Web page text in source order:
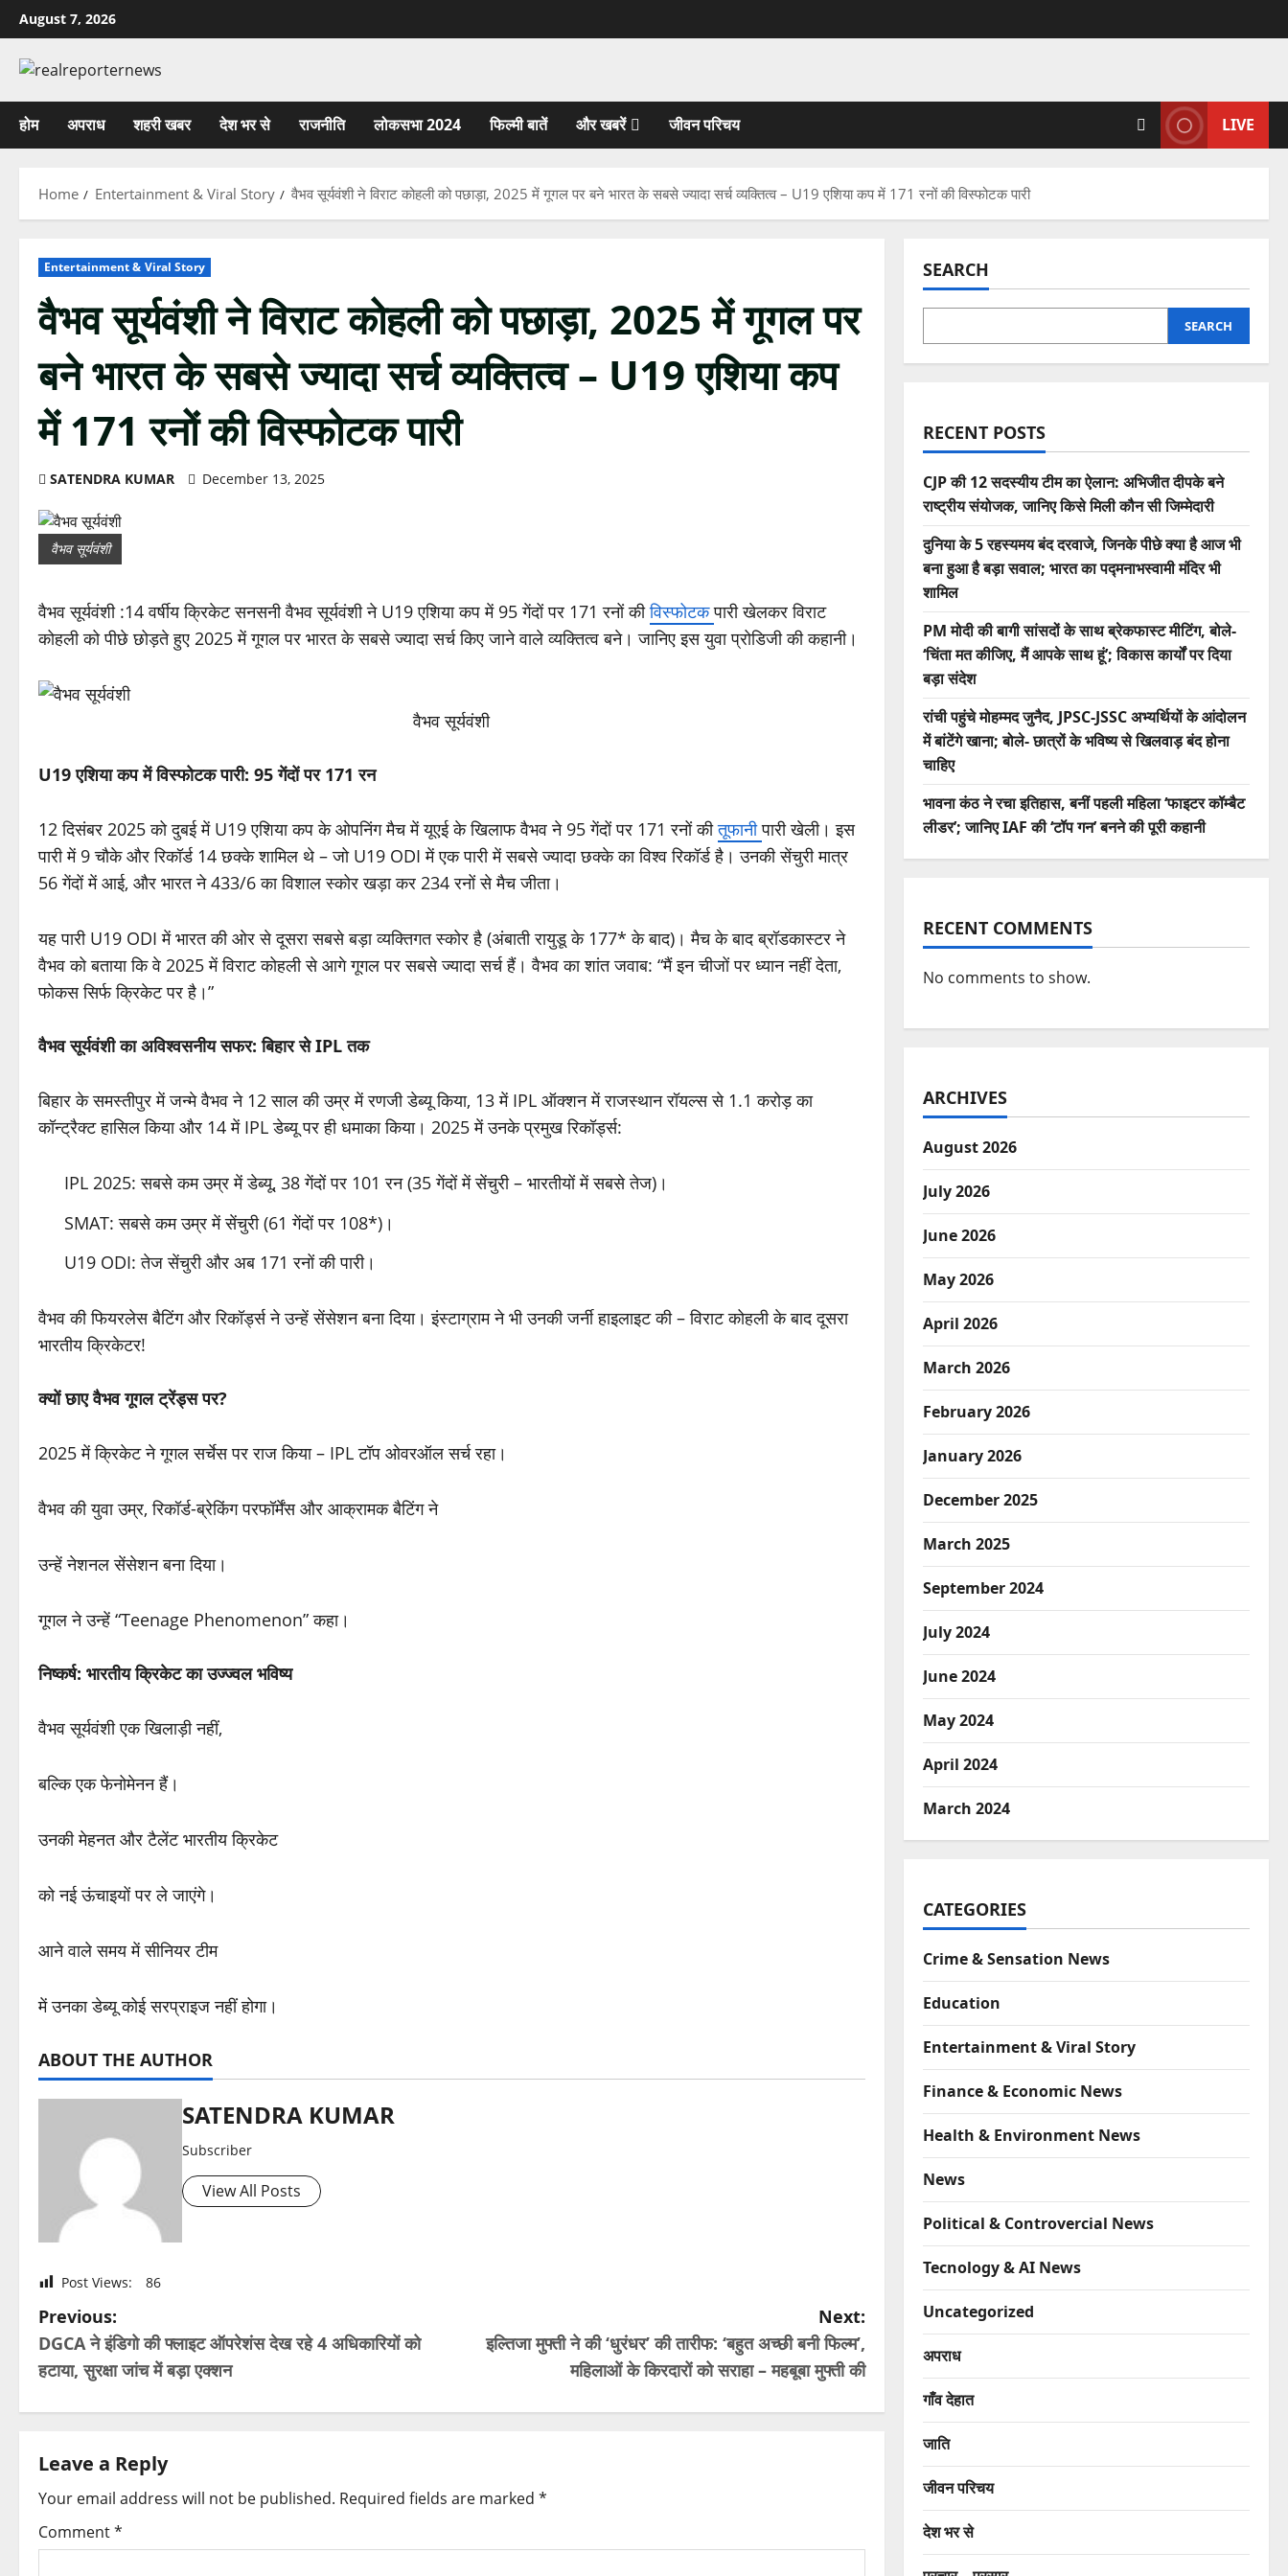
Skip
to
content
August 7, 2026
होम अपराध शहरी खबर देश भर से राजनीति लोकसभा 2024 फिल्मी बातें और खबरें जीवन परिचय LIVE
Home Entertainment & Viral Story वैभव सूर्यवंशी ने विराट कोहली को पछाड़ा, 2025 में गूगल पर बने भारत के सबसे ज्यादा सर्च व्यक्तित्व – U19 एशिया कप में 171 रनों की विस्फोटक पारी
Entertainment & Viral Story
वैभव सूर्यवंशी ने विराट कोहली को पछाड़ा, 2025 में गूगल पर
बने भारत के सबसे ज्यादा सर्च व्यक्तित्व – U19 एशिया कप
में 171 रनों की विस्फोटक पारी
SATENDRA KUMAR December 13, 2025
वैभव सूर्यवंशी
वैभव सूर्यवंशी :14 वर्षीय क्रिकेट सनसनी वैभव सूर्यवंशी ने U19 एशिया कप में 95 गेंदों पर 171 रनों कीविस्फोटकपारी खेलकर विराट
कोहली को पीछे छोड़ते हुए 2025 में गूगल पर भारत के सबसे ज्यादा सर्च किए जाने वाले व्यक्तित्व बने। जानिए इस युवा प्रोडिजी की कहानी।
वैभव सूर्यवंशी
U19 एशिया कप में विस्फोटक पारी: 95 गेंदों पर 171 रन
12 दिसंबर 2025 को दुबई में U19 एशिया कप के ओपनिंग मैच में यूएई के खिलाफ वैभव ने 95 गेंदों पर 171 रनों कीतूफानीपारी खेली। इस
पारी में 9 चौके और रिकॉर्ड 14 छक्के शामिल थे – जो U19 ODI में एक पारी में सबसे ज्यादा छक्के का विश्व रिकॉर्ड है। उनकी सेंचुरी मात्र
56 गेंदों में आई, और भारत ने 433/6 का विशाल स्कोर खड़ा कर 234 रनों से मैच जीता।
यह पारी U19 ODI में भारत की ओर से दूसरा सबसे बड़ा व्यक्तिगत स्कोर है (अंबाती रायुडू के 177* के बाद)। मैच के बाद ब्रॉडकास्टर ने
वैभव को बताया कि वे 2025 में विराट कोहली से आगे गूगल पर सबसे ज्यादा सर्च हैं। वैभव का शांत जवाब: “मैं इन चीजों पर ध्यान नहीं देता,
फोकस सिर्फ क्रिकेट पर है।”
वैभव सूर्यवंशी का अविश्वसनीय सफर: बिहार से IPL तक
बिहार के समस्तीपुर में जन्मे वैभव ने 12 साल की उम्र में रणजी डेब्यू किया, 13 में IPL ऑक्शन में राजस्थान रॉयल्स से 1.1 करोड़ का
कॉन्ट्रैक्ट हासिल किया और 14 में IPL डेब्यू पर ही धमाका किया। 2025 में उनके प्रमुख रिकॉर्ड्स:
IPL 2025: सबसे कम उम्र में डेब्यू, 38 गेंदों पर 101 रन (35 गेंदों में सेंचुरी – भारतीयों में सबसे तेज)।
SMAT: सबसे कम उम्र में सेंचुरी (61 गेंदों पर 108*)।
U19 ODI: तेज सेंचुरी और अब 171 रनों की पारी।
वैभव की फियरलेस बैटिंग और रिकॉर्ड्स ने उन्हें सेंसेशन बना दिया। इंस्टाग्राम ने भी उनकी जर्नी हाइलाइट की – विराट कोहली के बाद दूसरा
भारतीय क्रिकेटर!
क्यों छाए वैभव गूगल ट्रेंड्स पर?
2025 में क्रिकेट ने गूगल सर्चेस पर राज किया – IPL टॉप ओवरऑल सर्च रहा।
वैभव की युवा उम्र, रिकॉर्ड-ब्रेकिंग परफॉर्मेंस और आक्रामक बैटिंग ने
उन्हें नेशनल सेंसेशन बना दिया।
गूगल ने उन्हें “Teenage Phenomenon” कहा।
निष्कर्ष: भारतीय क्रिकेट का उज्ज्वल भविष्य
वैभव सूर्यवंशी एक खिलाड़ी नहीं,
बल्कि एक फेनोमेनन हैं।
उनकी मेहनत और टैलेंट भारतीय क्रिकेट
को नई ऊंचाइयों पर ले जाएंगे।
आने वाले समय में सीनियर टीम
में उनका डेब्यू कोई सरप्राइज नहीं होगा।
ABOUT THE AUTHOR
SATENDRA KUMAR
Subscriber
View All Posts
Post Views: 86
P
o
s
n
a
v
Previous:
DGCA ने इंडिगो की फ्लाइट ऑपरेशंस देख रहे 4 अधिकारियों को
हटाया, सुरक्षा जांच में बड़ा एक्शन
Next:
इल्तिजा मुफ्ती ने की ‘धुरंधर’ की तारीफ: ‘बहुत अच्छी बनी फिल्म’,
महिलाओं के किरदारों को सराहा – महबूबा मुफ्ती की
Leave a Reply
Your email address will not be published. Required fields are marked *
Comment*
SEARCH
SEARCH
RECENT POSTS
CJP की 12 सदस्यीय टीम का ऐलान: अभिजीत दीपके बने
राष्ट्रीय संयोजक, जानिए किसे मिली कौन सी जिम्मेदारी
दुनिया के 5 रहस्यमय बंद दरवाजे, जिनके पीछे क्या है आज भी
बना हुआ है बड़ा सवाल; भारत का पद्मनाभस्वामी मंदिर भी
शामिल
PM मोदी की बागी सांसदों के साथ ब्रेकफास्ट मीटिंग, बोले-
‘चिंता मत कीजिए, मैं आपके साथ हूं’; विकास कार्यों पर दिया
बड़ा संदेश
रांची पहुंचे मोहम्मद जुनैद, JPSC-JSSC अभ्यर्थियों के आंदोलन
में बांटेंगे खाना; बोले- छात्रों के भविष्य से खिलवाड़ बंद होना
चाहिए
भावना कंठ ने रचा इतिहास, बनीं पहली महिला ‘फाइटर कॉम्बैट
लीडर’; जानिए IAF की ‘टॉप गन’ बनने की पूरी कहानी
RECENT COMMENTS
No comments to show.
ARCHIVES
August 2026
July 2026
June 2026
May 2026
April 2026
March 2026
February 2026
January 2026
December 2025
March 2025
September 2024
July 2024
June 2024
May 2024
April 2024
March 2024
CATEGORIES
Crime & Sensation News
Education
Entertainment & Viral Story
Finance & Economic News
Health & Environment News
News
Political & Controvercial News
Tecnology & AI News
Uncategorized
अपराध
गाँव देहात
जाति
जीवन परिचय
देश भर से